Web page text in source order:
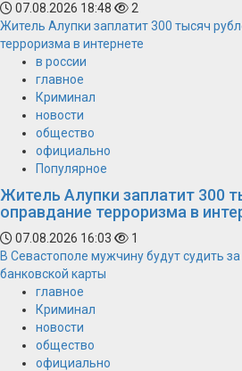
07.08.2026 18:48
2
Житель Алупки заплатит 300 тысяч
терроризма в интернете
в россии
главное
Криминал
новости
общество
официально
Популярное
Житель Алупки заплатит 300
оправдание терроризма в
07.08.2026 16:03
1
В Севастополе мужчину будут судить
банковской карты
главное
Криминал
новости
общество
официально